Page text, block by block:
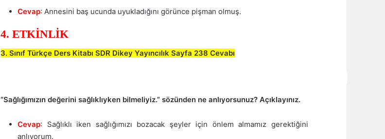
Cevap: Annesini baş ucunda uyukladığını görünce pişman olmuş.
4. ETKİNLİK
3. Sınıf Türkçe Ders Kitabı SDR Dikey Yayıncılık Sayfa 238 Cevabı
“Sağlığımızın değerini sağlıklıyken bilmeliyiz.” sözünden ne anlıyorsunuz? Açıklayınız.
Cevap: Sağlıklı iken sağlığımızı bozacak şeyler için önlem almamız gerektiğini
anlıyorum.